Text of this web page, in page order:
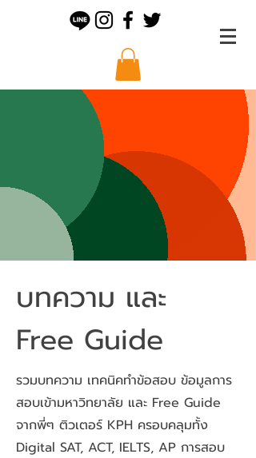
บทความ และ
Free Guide
รวมบทความ เทคนิคทำข้อสอบ ข้อมูลการ
สอบเข้ามหาวิทยาลัย และ Free Guide
จากพี่ๆ ติวเตอร์ KPH ครอบคลุมทั้ง
Digital SAT, ACT, IELTS, AP การสอบ